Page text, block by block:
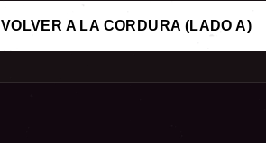
VOLVER A LA CORDURA (LADO A)